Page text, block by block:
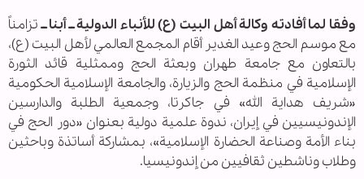
وفقا لما أفادته وكالة أهل البيت (ع) للأنباء الدولية ــ أبنا ــتزامناً
مع موسم الحج وعيد الغدير أقام المجمع العالمي لأهل البيت (ع)،
بالتعاون مع جامعة طهران وبعثة الحج وممثلية قائد الثورة
الإسلامية في منظمة الحج والزيارة، والجامعة الإسلامية الحكومية
«شريف هداية الله» في جاكرتا، وجمعية الطلبة والدارسين
الإندونيسيين في إيران، ندوة علمية دولية بعنوان «دور الحج في
بناء الأمة وصناعة الحضارة الإسلامية»، بمشاركة أساتذة وباحثين
وطلاب وناشطين ثقافيين من إندونيسيا.